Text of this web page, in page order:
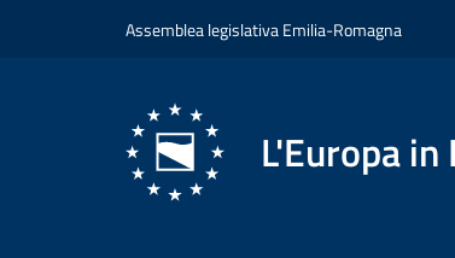
Vai al contenuto
Vai alla navigazioneAssemblea legislativa Emilia-Romagna
L'Europa